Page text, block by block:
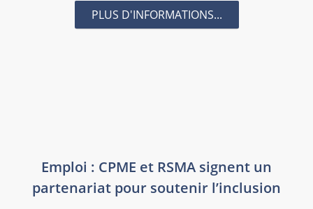
PLUS D'INFORMATIONS...
Emploi : CPME et RSMA signent un
partenariat pour soutenir l’inclusion